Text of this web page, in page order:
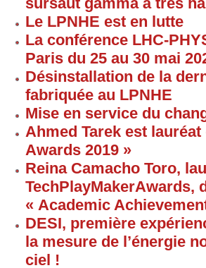
Le LPNHE est en lutte
La conférence LHC-
Paris du 25 au 30 mai
Désinstallation de la
fabriquée au LPNHE
Mise en service du
Ahmed Tarek est
Awards 2019 »
Reina Camacho Toro,
TechPlayMakerAwards,
« Academic
DESI, première
la mesure de l’énergie
ciel !